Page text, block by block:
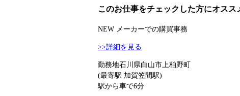
このお仕事をチェックした方にオスス
NEW メーカーでの購買事務
>>詳細を見る
勤務地石川県白山市上柏野町
(最寄駅 加賀笠間駅)
駅から車で6分